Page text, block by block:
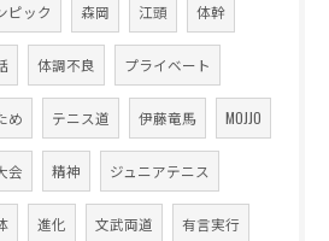
ピック 森岡 江頭 体幹
体調不良 プライベート
め テニス道 伊藤竜馬 MOJJO
会 精神 ジュニアテニス
進化 文武両道 有言実行